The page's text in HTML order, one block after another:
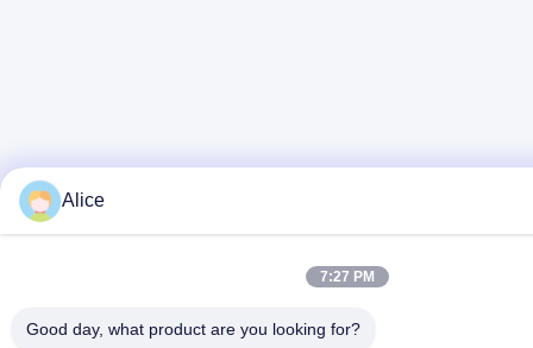
Alice
7:27 PM
Good day, what product are you looking for?